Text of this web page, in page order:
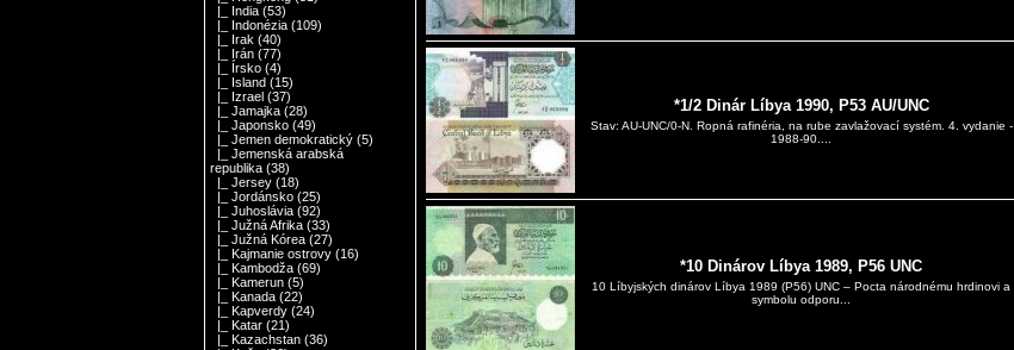
|_ India (53)
|_ Indonézia (109)
|_ Irak (40)
|_ Irán (77)
|_ Írsko (4)
|_ Island (15)
|_ Izrael (37)
|_ Jamajka (28)
|_ Japonsko (49)
|_ Jemen demokratický (5)
|_ Jemenská arabská
republika (38)
|_ Jersey (18)
|_ Jordánsko (25)
|_ Juhoslávia (92)
|_ Južná Afrika (33)
|_ Južná Kórea (27)
|_ Kajmanie ostrovy (16)
|_ Kambodža (69)
|_ Kamerun (5)
|_ Kanada (22)
|_ Kapverdy (24)
|_ Katar (21)
|_ Kazachstan (36)
*1/2 Dinár Líbya 1990, P53 AU/UNC
Stav: AU-UNC/0-N. Ropná rafinéria, na rube zavlažovací systém. 4. vydanie -
1988-90....
*10 Dinárov Líbya 1989, P56 UNC
10 Líbyjských dinárov Líbya 1989 (P56) UNC – Pocta národnému hrdinovi a
symbolu odporu...